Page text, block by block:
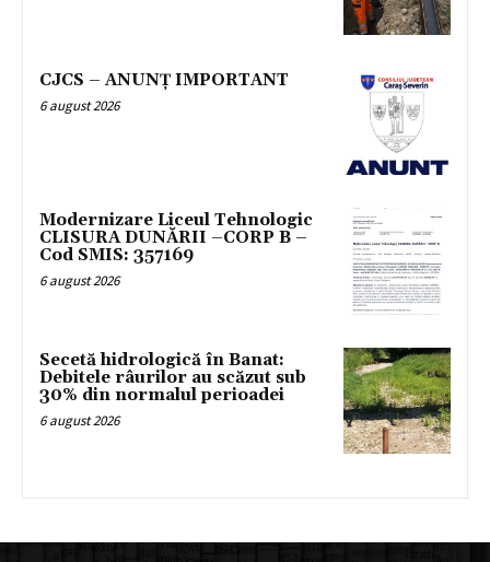
CJCS – ANUNȚ IMPORTANT
6 august 2026
Modernizare Liceul Tehnologic
CLISURA DUNĂRII –CORP B –
Cod SMIS: 357169
6 august 2026
Secetă hidrologică în Banat:
Debitele râurilor au scăzut sub
30% din normalul perioadei
6 august 2026